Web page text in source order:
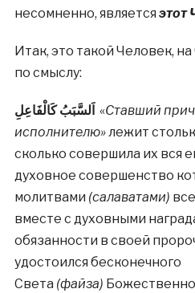
несомненно, является этот
Итак, это такой Человек,
по смыслу:
اَلسَّبَبُ كَالْفَاعِلِ «Ставший
исполнителю»лежит
сколько совершила их вся
духовное совершенство
молитвами (салаватами)
вместе с духовными
обязанности в своей
удостоился бесконечного
Света (файза)